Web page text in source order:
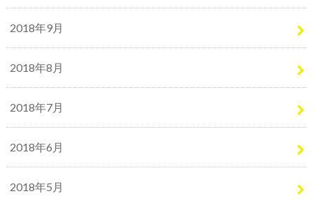
2018年9月
2018年8月
2018年7月
2018年6月
2018年5月